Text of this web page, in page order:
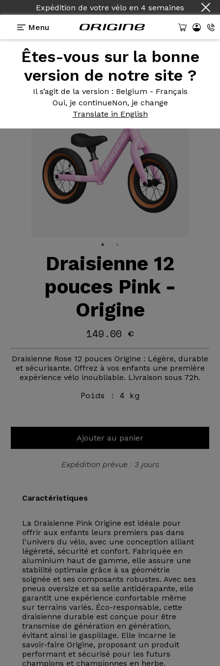
Expédition de votre vélo en 4 semaines
Menu
Êtes-vous sur la bonne
version de notre site ?
Il s’agit de la version : Belgium - Français
Oui, je continueNon, je change
Translate in English
Equipements>Draisienne>Draisienne 12 pouces
Draisienne 12
pouces Pink -
Origine
149.00 €
Draisienne Rose 12 pouces Origine : Légère, durable
et sécurisante. Offrez à vos enfants une première
expérience vélo inoubliable. Livraison sous 72h.
Poids : 4 kg
Ajouter au panier
Expédition prévue : 3 jours
Caractéristiques
La Draisienne Pink Origine est idéale pour
offrir aux enfants leurs premiers pas dans
l'univers du vélo, avec une conception alliant
légèreté, sécurité et confort. Fabriquée en
aluminium haut de gamme, elle assure une
stabilité optimale grâce à sa géométrie
soignée et ses composants robustes. Avec ses
pneus oversize et sa selle antidérapante, elle
garantit une expérience confortable même
sur terrains variés. Éco-responsable, cette
draisienne durable est conçue pour être
transmise de génération en génération,
évitant ainsi le gaspillage. Elle incarne le
savoir-faire Origine, proposant un produit
performant et sécurisé pour les futurs
champions et championnes en herbe.